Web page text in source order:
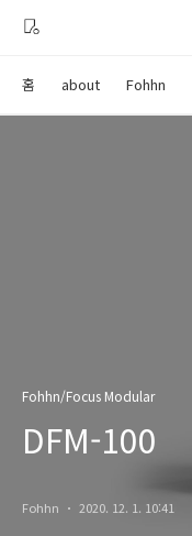
홈 about Fohhn
Fohhn/Focus Modular
DFM-100
Fohhn 2020. 12. 1. 10:41